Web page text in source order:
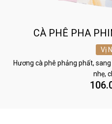
CÀ PHÊ PHA
Vị
Hương cà phê phảng phất,
nhẹ,